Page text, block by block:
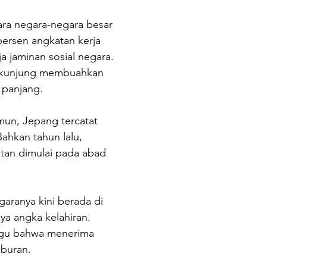
negara-negara besar
angkatan kerja
jaminan sosial negara.
membuahkan
Jepang tercatat
tahun lalu,
dimulai pada abad
kini berada di
angka kelahiran.
bahwa menerima